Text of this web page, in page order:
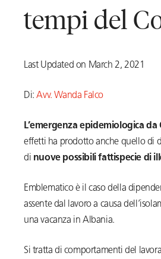
tempi del
Last Updated on March 2, 2021
Di:Avv. Wanda Falco
L’emergenza epidemiologica da
effetti ha prodotto anche quello di
di nuove possibili fattispecie di
Emblematico è il caso della
assente dal lavoro a causa
una vacanza in Albania.
Si tratta di comportamenti del